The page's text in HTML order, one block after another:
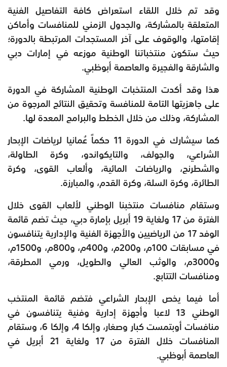
وقد تم خلال اللقاء استعراض كافة التفاصيل الفنية
المتعلقة بالمشاركة، والجدول الزمني للمنافسات وأماكن
إقامتها، والوقوف على آخر المستجدات المرتبطة بالدورة؛
حيث ستكون منتخباتنا الوطنية موزعه في إمارات دبي
والشارقة والفجيرة والعاصمة أبوظبي.
هذا وقد أكدت المنتخبات الوطنية المشاركة في الدورة
على جاهزيتها التامة للمنافسة وتحقيق النتائج المرجوة من
المشاركة، وذلك من خلال الخطط والبرامج المعدة لها.
كما سيشارك في الدورة 11 حكماً عُمانيا لرياضات الإبحار
الشراعي، والجولف، والتايكواندو، وكرة الطاولة،
والشطرنج، والرياضات المائية، وألعاب القوى، وكرة
الطائرة، وكرة السلة، وكرة القدم، والمبارزة.
وستقام منافسات منتخبنا الوطني لألعاب القوى خلال
الفترة من 17 ولغاية 19 أبريل بإمارة دبي، حيث تضم قائمة
الوفد 17 من الرياضيين والأجهزة الفنية والإدارية يتنافسون
في مسابقات 100م، و200م، و400م، و800م، و1500م،
و3000م، والوثب العالي والطويل، ورمي المطرقة،
ومنافسات التتابع.
أما فيما يخص الإبحار الشراعي فتضم قائمة المنتخب
الوطني 13 لاعبا وأجهزة إدارية وفنية يتنافسون في
منافسات أوبتمست كبار وصغار، وإلكا 4، وإلكا 6، وستقام
المنافسات خلال الفترة من 17 ولغاية 21 أبريل في
العاصمة أبوظبي.